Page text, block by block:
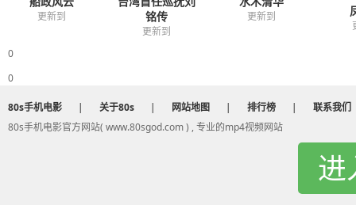
更新到
铭传
更新到
更新到
0
0
80s手机电影 | 关于80s | 网站地图 | 排行榜 |
联系我们
80s手机电影官方网站( www.80sgod.com ) , 专业的mp4视频网站
进